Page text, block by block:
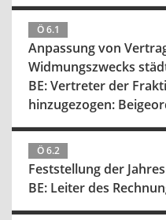
Ö 6.1
Anpassung von
Widmungszwecks
BE: Vertreter der
hinzugezogen:
Ö 6.2
Feststellung der
BE: Leiter des